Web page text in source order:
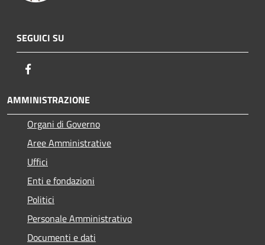
SEGUICI SU
AMMINISTRAZIONE
Organi di Governo
Aree Amministrative
Uffici
Enti e fondazioni
Politici
Personale Amministrativo
Documenti e dati